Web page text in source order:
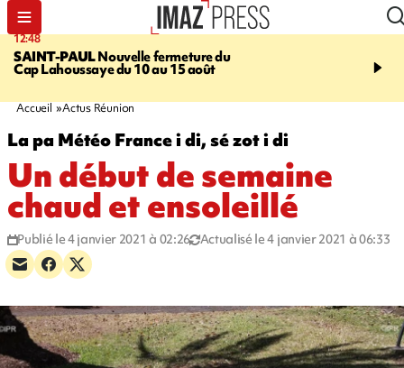
12:48
SAINT-PAULNouvelle fermeture du
Cap Lahoussaye du 10 au 15 août
14:23
massif de migrants, la
Accueil Actus Réunion
La pa Météo France i di, sé zot i di
Un début de semaine
chaud et ensoleillé
Publié le 4 janvier 2021 à 02:26 Actualisé le 4 janvier 2021 à 06:33